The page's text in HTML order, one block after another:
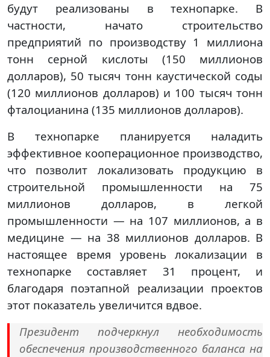
будут реализованы в технопарке. В
частности, начато строительство
предприятий по производству 1 миллиона
тонн серной кислоты (150 миллионов
долларов), 50 тысяч тонн каустической соды
(120 миллионов долларов) и 100 тысяч тонн
фталоцианина (135 миллионов долларов).
В технопарке планируется наладить
эффективное кооперационное производство,
что позволит локализовать продукцию в
строительной промышленности на 75
миллионов долларов, в легкой
промышленности — на 107 миллионов, а в
медицине — на 38 миллионов долларов. В
настоящее время уровень локализации в
технопарке составляет 31 процент, и
благодаря поэтапной реализации проектов
этот показатель увеличится вдвое.
Президент подчеркнул необходимость
обеспечения производственного баланса на